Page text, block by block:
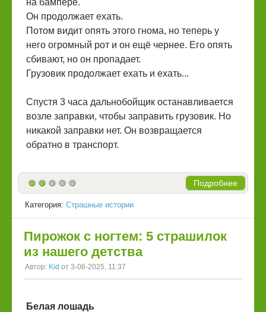
на бампере.
Он продолжает ехать.
Потом видит опять этого гнома, но теперь у
него огромный рот и он ещё чернее. Его опять
сбивают, но он пропадает.
Грузовик продолжает ехать и ехать...
Спустя 3 часа дальнобойщик останавливается
возле заправки, чтобы заправить грузовик. Но
никакой заправки нет. Он возвращается
обратно в транспорт.
Подробнее
Категория: Страшные истории
Пирожок с ногтем: 5 страшилок
из нашего детства
Автор: Kid от 3-06-2025, 11:37
Белая лошадь